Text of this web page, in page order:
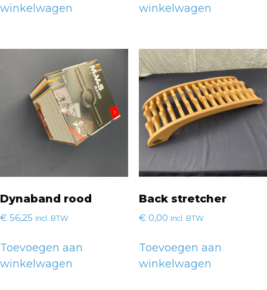
winkelwagen
winkelwagen
Dynaband rood
€ 56,25 Incl. BTW
Toevoegen aan
winkelwagen
Back stretcher
€0,00 Incl. BTW
Toevoegen aan
winkelwagen